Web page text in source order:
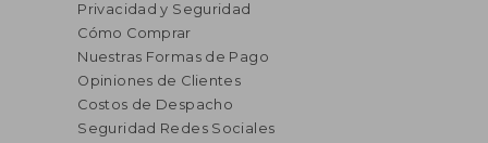
Privacidad y Seguridad
Cómo Comprar
Nuestras Formas de Pago
Opiniones de Clientes
Costos de Despacho
Seguridad Redes Sociales